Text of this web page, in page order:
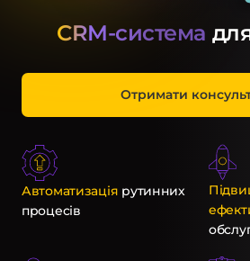
CRM-система
Отримати
Автоматизація рутинних
процесів